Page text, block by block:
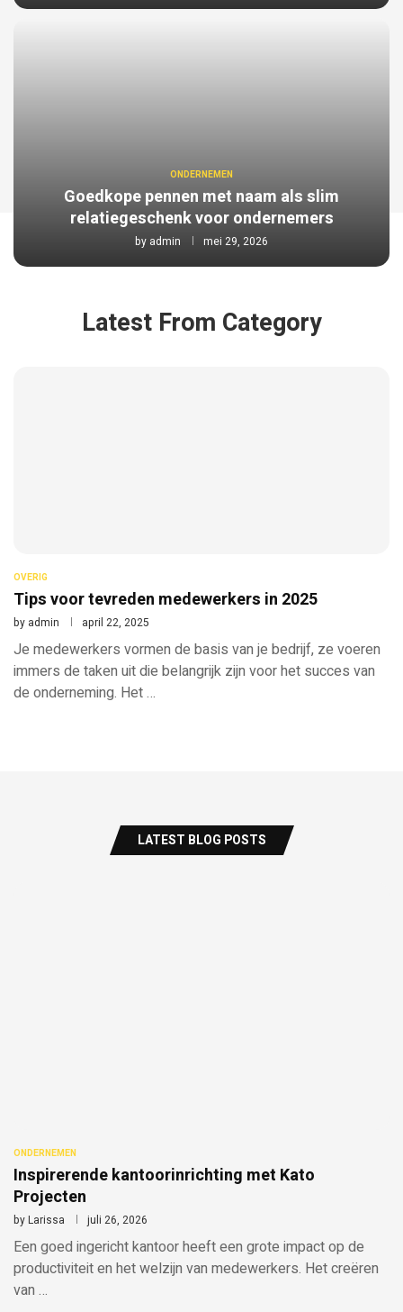
ONDERNEMEN
Goedkope pennen met naam als slim
relatiegeschenk voor ondernemers
by admin mei 29, 2026
Latest From Category
OVERIG
Tips voor tevreden medewerkers in 2025
by admin april 22, 2025
Je medewerkers vormen de basis van je bedrijf, ze voeren
immers de taken uit die belangrijk zijn voor het succes van
de onderneming. Het …
LATEST BLOG POSTS
ONDERNEMEN
Inspirerende kantoorinrichting met Kato
Projecten
byLarissa juli 26, 2026
Een goed ingericht kantoor heeft een grote impact op de
productiviteit en het welzijn van medewerkers. Het creëren
van …